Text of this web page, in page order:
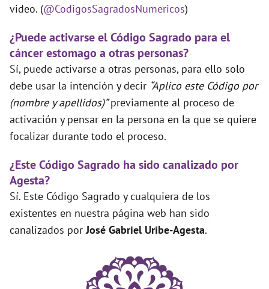
video. (@CodigosSagradosNumericos)
¿Puede activarse el Código Sagrado para el
cáncer estomago a otras personas?
Sí, puede activarse a otras personas, para ello solo
debe usar la intención y decir “Aplico este Código por
(nombre y apellidos)”previamente al proceso de
activación y pensar en la persona en la que se quiere
focalizar durante todo el proceso.
¿Este Código Sagrado ha sido canalizado por
Agesta?
Sí. Este Código Sagrado y cualquiera de los
existentes en nuestra página web han sido
canalizados porJosé Gabriel Uribe-Agesta.